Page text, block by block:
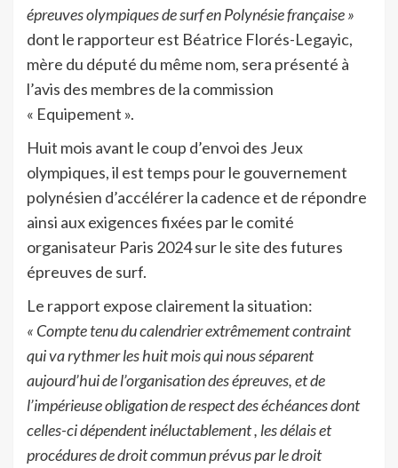
épreuves olympiques de surf en Polynésie française »
dont le rapporteur est Béatrice Florés-Legayic,
mère du député du même nom, sera présenté à
l’avis des membres de la commission
« Equipement ».
Huit mois avant le coup d’envoi des Jeux
olympiques, il est temps pour le gouvernement
polynésien d’accélérer la cadence et de répondre
ainsi aux exigences fixées par le comité
organisateur Paris 2024 sur le site des futures
épreuves de surf.
Le rapport expose clairement la situation:
« Compte tenu du calendrier extrêmement contraint
qui va rythmer les huit mois qui nous séparent
aujourd’hui de l’organisation des épreuves, et de
l’impérieuse obligation de respect des échéances dont
celles-ci dépendent inéluctablement , les délais et
procédures de droit commun prévus par le droit